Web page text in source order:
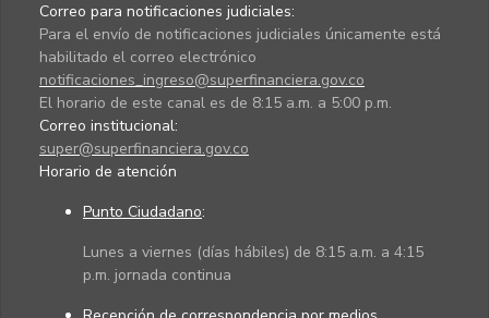
Correo para notificaciones judiciales:
Para el envío de notificaciones judiciales únicamente está
habilitado el correo electrónico
notificaciones_ingreso@superfinanciera.gov.co
El horario de este canal es de 8:15 a.m. a 5:00 p.m.
Correo institucional:
super@superfinanciera.gov.co
Horario de atención
Punto Ciudadano:
Lunes a viernes (días hábiles) de 8:15 a.m. a 4:15
p.m. jornada continua